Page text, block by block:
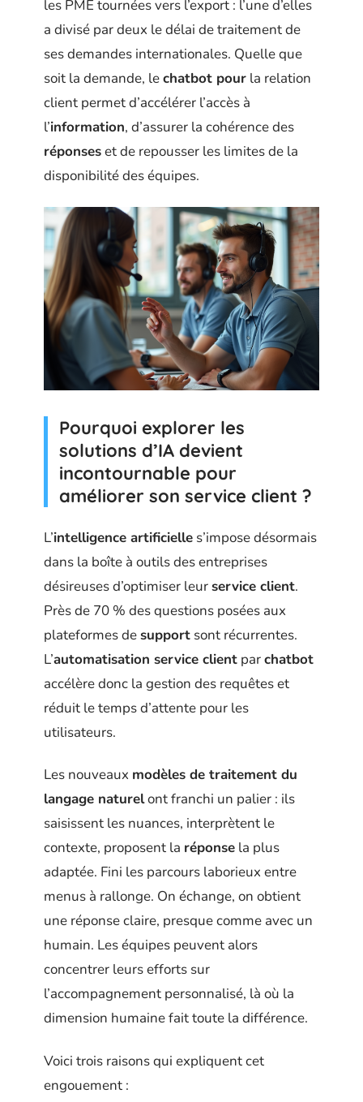
les PME tournées vers l’export : l’une d’elles
a divisé par deux le délai de traitement de
ses demandes internationales. Quelle que
soit la demande, lechatbot pour la relation
client permet d’accélérer l’accès à
l’information, d’assurer la cohérence des
réponseset de repousser les limites de la
disponibilité des équipes.
Pourquoi explorer les
solutions d’IA devient
incontournable pour
améliorer son service client ?
L’intelligence artificielle s’impose désormais
dans la boîte à outils des entreprises
désireuses d’optimiser leurservice client.
Près de 70 % des questions posées aux
plateformes desupport sont récurrentes.
L’automatisation service client parchatbot
accélère donc la gestion des requêtes et
réduit le temps d’attente pour les
utilisateurs.
Les nouveaux modèles de traitement du
langage naturelont franchi un palier : ils
saisissent les nuances, interprètent le
contexte, proposent la réponse la plus
adaptée. Fini les parcours laborieux entre
menus à rallonge. On échange, on obtient
une réponse claire, presque comme avec un
humain. Les équipes peuvent alors
concentrer leurs efforts sur
l’accompagnement personnalisé, là où la
dimension humaine fait toute la différence.
Voici trois raisons qui expliquent cet
engouement :